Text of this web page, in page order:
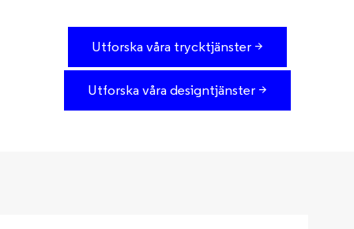
Utforska våra trycktjänster >
Utforska våra designtjänster >